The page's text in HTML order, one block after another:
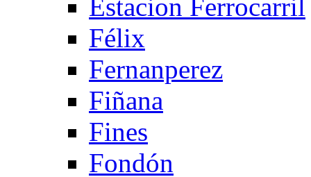
Estacion Ferrocarril
Félix
Fernanperez
Fiñana
Fines
Fondón